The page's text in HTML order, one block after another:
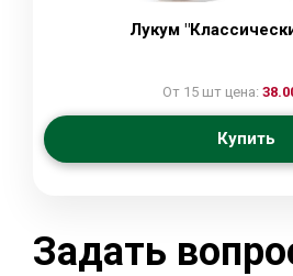
Лукум
От 15 шт цена:
Купить
Задать